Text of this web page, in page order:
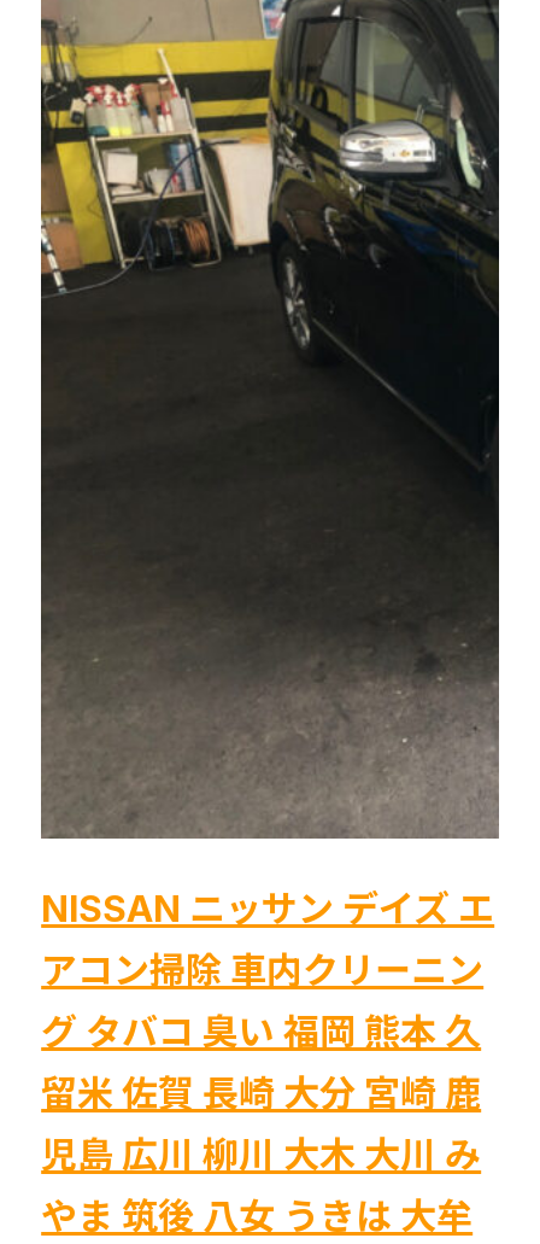
カ
ー
エ
ア
コ
ク
リ
ー
い
エ
ア
コ
ン
リ
ニ
ン
グ
NISSAN ニッサン デイズ エ
アコン掃除 車内クリーニン
グ タバコ 臭い 福岡 熊本 久
留米 佐賀 長崎 大分 宮崎 鹿
児島 広川 柳川 大木 大川 み
やま 筑後 八女 うきは 大牟